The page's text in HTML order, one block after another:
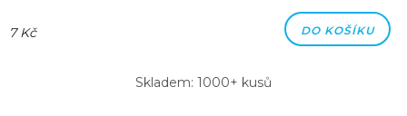
7 Kč DO KOŠÍKU
Skladem: 1000+ kusů